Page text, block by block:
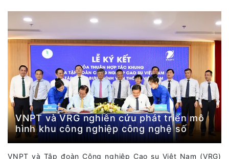
VNPT và VRG nghiên cứu phát triển mô
hình khu công nghiệp công nghệ số
VNPT và Tập đoàn Công nghiệp Cao su Việt Nam (VRG)